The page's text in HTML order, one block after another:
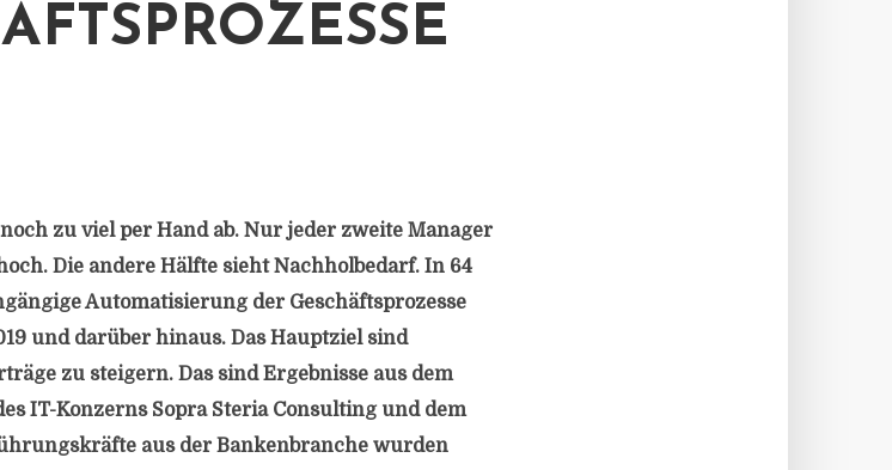
zu viel per Hand ab. Nur jeder zweite Manager
Die andere Hälfte sieht Nachholbedarf. In 64
Automatisierung der Geschäftsprozesse
und darüber hinaus. Das Hauptziel sind
zu steigern. Das sind Ergebnisse aus dem
IT-Konzerns Sopra Steria Consulting und dem
aus der Bankenbranche wurden